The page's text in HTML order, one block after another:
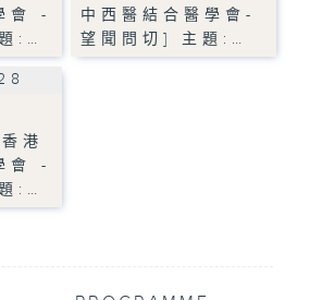
會 -
:…
中西醫結合醫學會-
望聞問切] 主題:…
港
會 -
:…